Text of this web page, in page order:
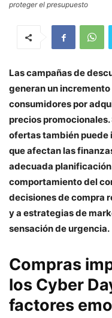
proteger el presupuesto
Las campañas de
generan un
consumidores por
precios
ofertas también
que afectan las
adecuada
comportamiento del
decisiones de compra
y a estrategias de
sensación de urgencia.
Compras
los Cyber
factores